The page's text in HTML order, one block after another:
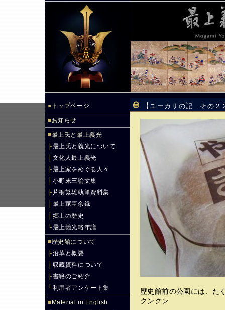
● トップページ
■お知らせ
■最上氏と最上義光
├最上氏と義光について
├文化人最上義光
├最上家をめぐる人々
├小野末三論文集
├ 片桐繁雄執筆資料集
├最上家臣余録
├郷土の歴史
└最上義光略年譜
■歴史館について
├沿革と概要
├収蔵資料について
├書籍のご紹介
└利用者アンケート集
■ Material in English
【ユーカリの記 その２
歴史館前の公園には、た
クンクン